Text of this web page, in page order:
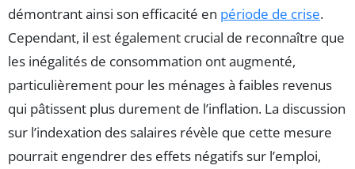
démontrant ainsi son efficacité en période de crise.
Cependant, il est également crucial de reconnaître que
les inégalités de consommation ont augmenté,
particulièrement pour les ménages à faibles revenus
qui pâtissent plus durement de l’inflation. La discussion
sur l’indexation des salaires révèle que cette mesure
pourrait engendrer des effets négatifs sur l’emploi,